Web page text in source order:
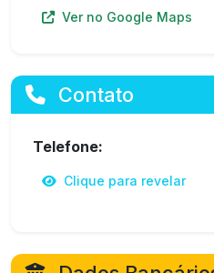
Ver no Google Maps
Contato
Telefone:
Clique para revelar